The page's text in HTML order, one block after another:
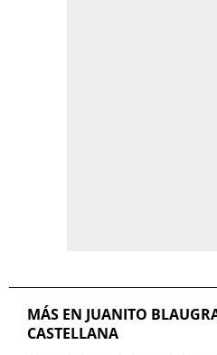
MÁS EN JUANITO
CASTELLANA